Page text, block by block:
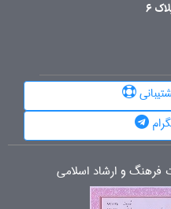
فرهنگ و ارشاد اسلامی